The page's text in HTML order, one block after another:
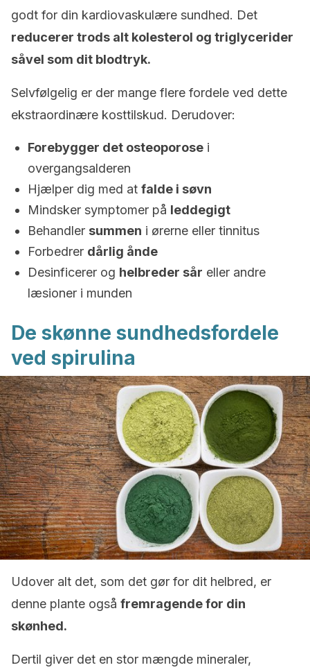
godt for din kardiovaskulære sundhed. Det
reducerer trods alt kolesterol og triglycerider
såvel som dit blodtryk.
Selvfølgelig er der mange flere fordele ved dette
ekstraordinære kosttilskud. Derudover:
Forebygger det osteoporose i
overgangsalderen
Hjælper dig med at falde i søvn
Mindsker symptomer på leddegigt
Behandler summen i ørerne eller tinnitus
Forbedrer dårlig ånde
Desinficerer og helbreder sår eller andre
læsioner i munden
De skønne sundhedsfordele
ved spirulina
Udover alt det, som det gør for dit helbred, er
denne plante også fremragende for din
skønhed.
Dertil giver det en stor mængde mineraler,